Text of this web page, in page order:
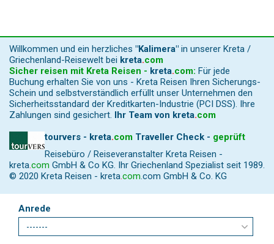
Willkommen und ein herzliches "Kalimera" in unserer Kreta /
Griechenland-Reisewelt bei kreta.com
Sicher reisen mit Kreta Reisen - kreta.com: Für jede
Buchung erhalten Sie von uns - Kreta Reisen Ihren Sicherungs-
Schein und selbstverständlich erfüllt unser Unternehmen den
Sicherheitsstandard der Kreditkarten-Industrie (PCI DSS). Ihre
Zahlungen sind gesichert. Ihr Team von kreta.com
tourvers - kreta.com Traveller Check - geprüft
Reisebüro / Reiseveranstalter Kreta Reisen -
kreta.com GmbH & Co KG. Ihr Griechenland Spezialist seit 1989.
© 2020 Kreta Reisen - kreta.com.com GmbH & Co. KG
Anrede